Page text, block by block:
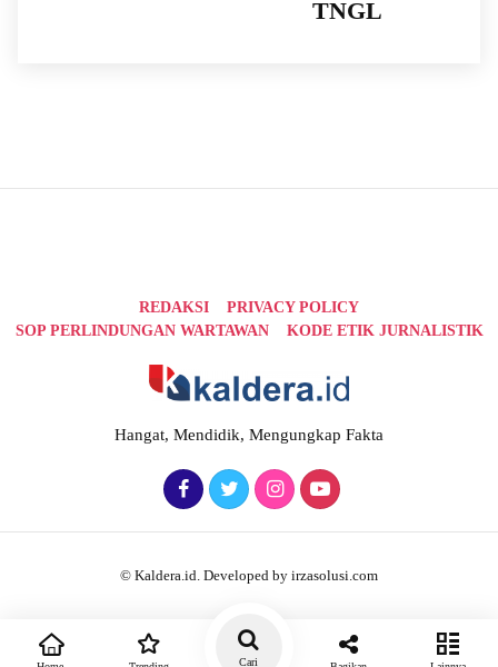
TNGL
REDAKSI
PRIVACY POLICY
SOP PERLINDUNGAN WARTAWAN
KODE ETIK JURNALISTIK
Hangat, Mendidik, Mengungkap Fakta
© Kaldera.id. Developed by irzasolusi.com
Cari